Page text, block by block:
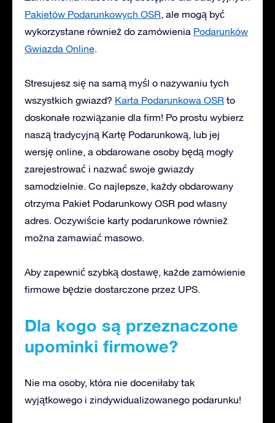
Pakietów Podarunkowych OSR, ale mogą być
wykorzystane również do zamówienia Podarunków
Gwiazda Online.
Stresujesz się na samą myśl o nazywaniu tych
wszystkich gwiazd? Karta Podarunkowa OSR to
doskonałe rozwiązanie dla firm! Po prostu wybierz
naszą tradycyjną Kartę Podarunkową, lub jej
wersję online, a obdarowane osoby będą mogły
zarejestrować i nazwać swoje gwiazdy
samodzielnie. Co najlepsze, każdy obdarowany
otrzyma Pakiet Podarunkowy OSR pod własny
adres. Oczywiście karty podarunkowe również
można zamawiać masowo.
Aby zapewnić szybką dostawę, każde zamówienie
firmowe będzie dostarczone przez UPS.
Dla kogo są przeznaczone
upominki firmowe?
Nie ma osoby, która nie doceniłaby tak
wyjątkowego i zindywidualizowanego podarunku!